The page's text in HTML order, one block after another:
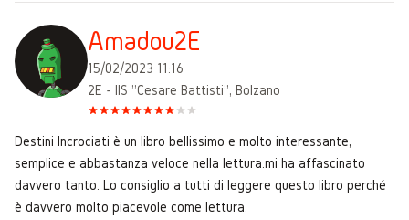
Amadou2E
15/02/2023 11:16
2E - IIS "Cesare Battisti", Bolzano
Destini Incrociati è un libro bellissimo e molto interessante,
semplice e abbastanza veloce nella lettura.mi ha affascinato
davvero tanto. Lo consiglio a tutti di leggere questo libro perché
è davvero molto piacevole come lettura.